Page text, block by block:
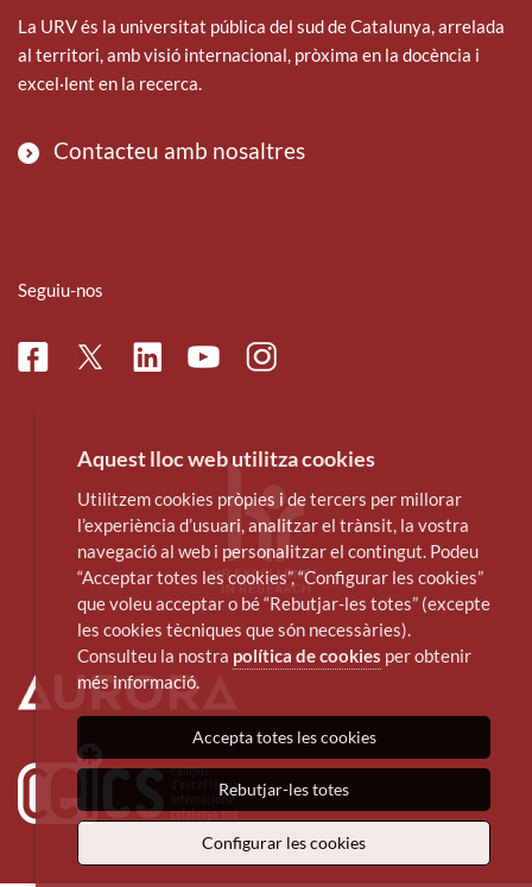
La URV és la universitat pública del sud de Catalunya, arrelada
al territori, amb visió internacional, pròxima en la docència i
excel·lent en la recerca.
Contacteu amb nosaltres
Seguiu-nos
FacebookTwitterLinkedinYoutubeInstagram
Aquest lloc web utilitza cookies
Utilitzem cookies pròpies i de tercers per millorar
l’experiència d’usuari, analitzar el trànsit, la vostra
navegació al web i personalitzar el contingut. Podeu
“Acceptar totes les cookies”, “Configurar les cookies”
que voleu acceptar o bé “Rebutjar-les totes” (excepte
les cookies tècniques que són necessàries).
Consulteu la nostra política de cookies per obtenir
més informació.
Accepta totes les cookies
Rebutjar-les totes
Configurar les cookies